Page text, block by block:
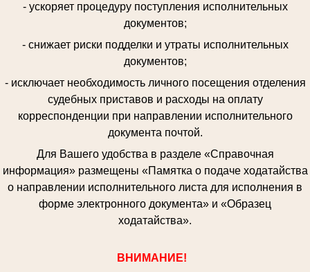
- ускоряет процедуру поступления исполнительных
документов;
- снижает риски подделки и утраты исполнительных
документов;
- исключает необходимость личного посещения отделения
судебных приставов и расходы на оплату
корреспонденции при направлении исполнительного
документа почтой.
Для Вашего удобства в разделе «Справочная
информация» размещены «Памятка о подаче ходатайства
о направлении исполнительного листа для исполнения в
форме электронного документа» и «Образец
ходатайства».
ВНИМАНИЕ!